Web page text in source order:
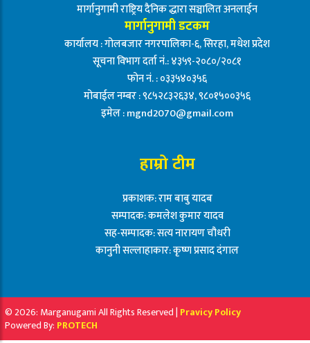
मार्गानुगामी राष्ट्रिय दैनिक द्धारा सञ्चालित अनलाईन
मार्गानुगामी डटकम
कार्यालय : गोलबजार नगरपालिका-६, सिरहा, मधेश प्रदेश
सूचना विभाग दर्ता नं.: ४३५९-२०८०/२०८१
फोन नं. : ०३३५४०३५६
मोबाईल नम्बर : ९८५२८३२६३४, ९८०१५००३५६
इमेल :mgnd2070@gmail.com
हाम्रो टीम
प्रकाशक: राम बाबु यादब
सम्पादक: कमलेश कुमार यादव
सह-सम्पादक: सत्य नारायण चौधरी
कानुनी सल्लाहाकार: कृष्ण प्रसाद दंगाल
© 2026: Marganugami All Rights Reserved | Pravicy Policy
Powered By: PROTECH